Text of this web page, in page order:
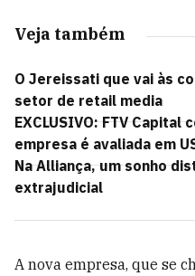
Veja também
O Jereissati que vai às
setor de retail media
EXCLUSIVO: FTV Capital
empresa é avaliada em
Na Alliança, um sonho
extrajudicial
A nova empresa, que se